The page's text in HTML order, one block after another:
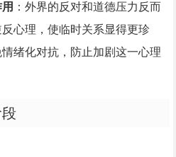
：外界的反对和道德压力反而
心理，使临时关系显得更珍
绪化对抗，防止加剧这一心理